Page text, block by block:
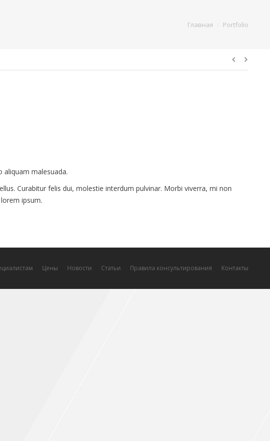
Главная Portfolio
aliquam malesuada.
Curabitur felis dui, molestie interdum pulvinar. Morbi viverra, mi non
ipsum.
Цены Новости Статьи Правила консультирования Контакты